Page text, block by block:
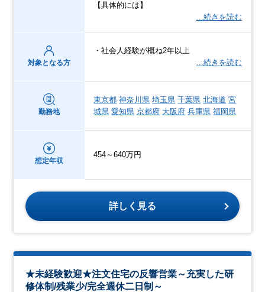
【具体的には】
…続きを読む
対象となる方
・社会人経験が概ね2年以上
…続きを読む
勤務地
東京都 神奈川県 埼玉県 千葉県 北海道 宮
城県 愛知県 京都府 大阪府 兵庫県 福岡県
想定年収
454～640万円
詳しく見る
★未経験歓迎★注文住宅の反響営業～充実した研
修体制/残業少/完全週休二日制～